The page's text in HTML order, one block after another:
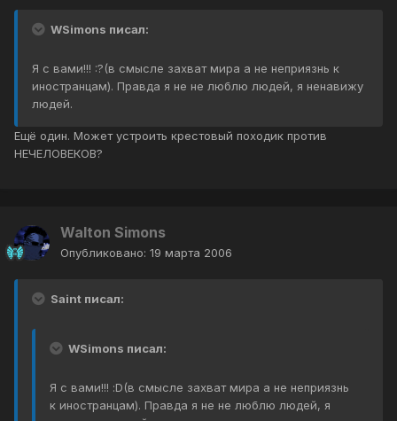
WSimons писал:
Я с вами!!! :?(в смысле захват мира а не неприязнь к
иностранцам). Правда я не не люблю людей, я ненавижу
людей.
Ещё один. Может устроить крестовый походик против
НЕЧЕЛОВЕКОВ?
Walton Simons
Опубликовано: 19 марта 2006
Saint писал:
WSimons писал:
Я с вами!!! :D(в смысле захват мира а не неприязнь
к иностранцам). Правда я не не люблю людей, я